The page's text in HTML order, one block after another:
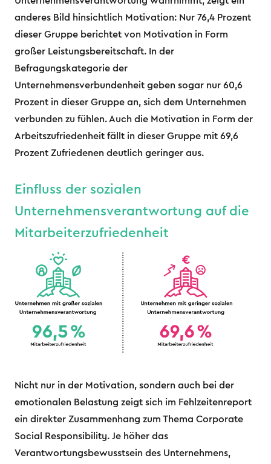
anderes Bild hinsichtlich Motivation: Nur 76,4 Prozent
dieser Gruppe berichtet von Motivation in Form
großer Leistungsbereitschaft. In der
Befragungskategorie der
Unternehmensverbundenheit geben sogar nur 60,6
Prozent in dieser Gruppe an, sich dem Unternehmen
verbunden zu fühlen. Auch die Motivation in Form der
Arbeitszufriedenheit fällt in dieser Gruppe mit 69,6
Prozent Zufriedenen deutlich geringer aus.
Einfluss der sozialen
Unternehmensverantwortung auf die
Mitarbeiterzufriedenheit
Nicht nur in der Motivation, sondern auch bei der
emotionalen Belastung zeigt sich im Fehlzeitenreport
ein direkter Zusammenhang zum Thema Corporate
Social Responsibility. Je höher das
Verantwortungsbewusstsein des Unternehmens,